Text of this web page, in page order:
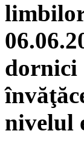
nivelul